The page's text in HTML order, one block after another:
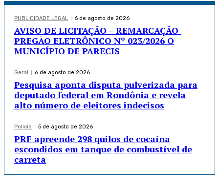
PUBLICIDADE LEGAL 6 de agosto de 2026
AVISO DE LICITAÇÃO – REMARCAÇÃO
PREGÃO ELETRÔNICO Nº 023/2026 O
MUNICÍPIO DE PARECIS
Geral 6 de agosto de 2026
Pesquisa aponta disputa pulverizada para
deputado federal em Rondônia e revela
alto número de eleitores indecisos
Policia 5 de agosto de 2026
PRF apreende 298 quilos de cocaína
escondidos em tanque de combustível de
carreta